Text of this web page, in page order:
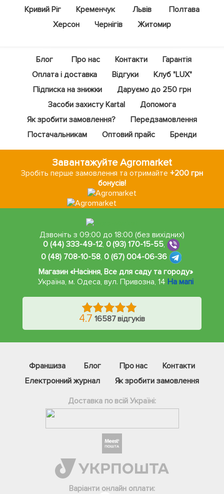
Кривий Ріг
Кременчук Львів
Полтава
Херсон
Чернігів Житомир
Блог Про нас Контакти
Гарантія
Оплата і доставка
Відгуки
Клуб "LUX"
Підписка на знижки
Даруємо до 250 грн
Засоби захисту Kartal
Допомога
Як зробити замовлення?
Передзамовлення
Постачальникам
Оптовий прайс Бренди
Завантажуйте Agromarket
Зробіть перше замовлення та отримайте+200 грн
бонусів!
Дзвоніть з 09:00 до 18:00 (без вихідних)
0 (44) 333-49-12, 0 (93) 170-15-55,
0 (48) 708-10-58, 0 (67) 004-06-36
Магазин «Насіння, Все для саду та городу»
Україна, м. Одеса,вул. Привозна, 14 На мапі
4.7 16587 відгуків
Франшиза Блог Про нас
Контакти
Електронний журнал
Як зробити замовлення
Доставка по всій Україні:
Варіанти онлайн оплати: